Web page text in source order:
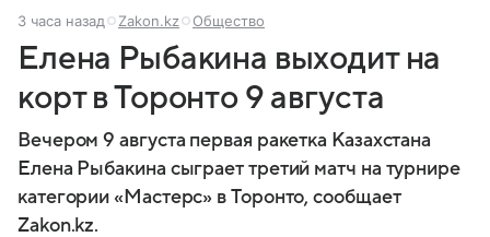
3 часа назад Zakon.kz Общество
Елена Рыбакина выходит на
корт в Торонто 9 августа
Вечером 9 августа первая ракетка Казахстана
Елена Рыбакина сыграет третий матч на турнире
категории «Мастерс» в Торонто, сообщает
Zakon.kz.